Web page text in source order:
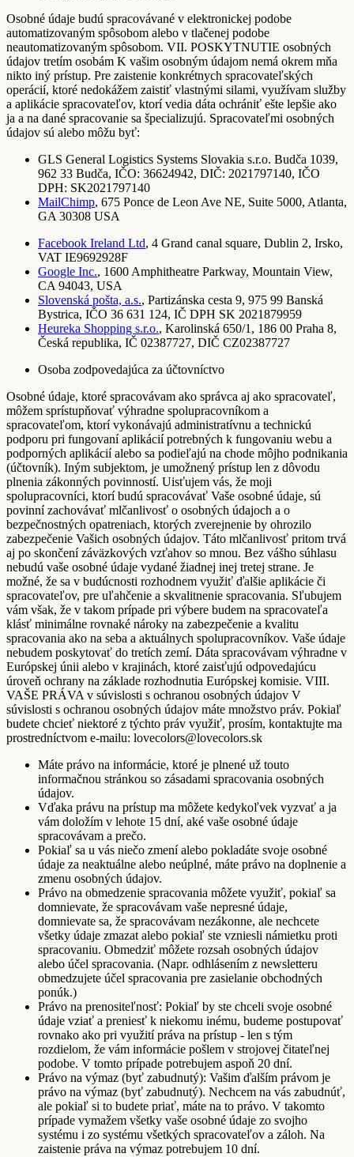
Osobné údaje budú spracovávané v elektronickej podobe
automatizovaným spôsobom alebo v tlačenej podobe
neautomatizovaným spôsobom. VII. POSKYTNUTIE osobných
údajov tretím osobám K vašim osobným údajom nemá okrem mňa
nikto iný prístup. Pre zaistenie konkrétnych spracovateľských
operácií, ktoré nedokážem zaistiť vlastnými silami, využívam služby
a aplikácie spracovateľov, ktorí vedia dáta ochrániť ešte lepšie ako
ja a na dané spracovanie sa špecializujú. Spracovateľmi osobných
údajov sú alebo môžu byť:
GLS General Logistics Systems Slovakia s.r.o. Budča 1039,
962 33 Budča, IČO: 36624942, DIČ: 2021797140, IČO
DPH: SK2021797140
MailChimp, 675 Ponce de Leon Ave NE, Suite 5000, Atlanta,
GA 30308 USA
Facebook Ireland Ltd, 4 Grand canal square, Dublin 2, Irsko,
VAT IE9692928F
Google Inc., 1600 Amphitheatre Parkway, Mountain View,
CA 94043, USA
Slovenská pošta, a.s., Partizánska cesta 9, 975 99 Banská
Bystrica, IČO 36 631 124, IČ DPH SK 2021879959
Heureka Shopping s.r.o., Karolinská 650/1, 186 00 Praha 8,
Česká republika, IČ 02387727, DIČ CZ02387727
Osoba zodpovedajúca za účtovníctvo
Osobné údaje, ktoré spracovávam ako správca aj ako spracovateľ,
môžem sprístupňovať výhradne spolupracovníkom a
spracovateľom, ktorí vykonávajú administratívnu a technickú
podporu pri fungovaní aplikácií potrebných k fungovaniu webu a
podporných aplikácií alebo sa podieľajú na chode môjho podnikania
(účtovník). Iným subjektom, je umožnený prístup len z dôvodu
plnenia zákonných povinností. Uisťujem vás, že moji
spolupracovníci, ktorí budú spracovávať Vaše osobné údaje, sú
povinní zachovávať mlčanlivosť o osobných údajoch a o
bezpečnostných opatreniach, ktorých zverejnenie by ohrozilo
zabezpečenie Vašich osobných údajov. Táto mlčanlivosť pritom trvá
aj po skončení záväzkových vzťahov so mnou. Bez vášho súhlasu
nebudú vaše osobné údaje vydané žiadnej inej tretej strane. Je
možné, že sa v budúcnosti rozhodnem využiť ďalšie aplikácie či
spracovateľov, pre uľahčenie a skvalitnenie spracovania. Sľubujem
vám však, že v takom prípade pri výbere budem na spracovateľa
klásť minimálne rovnaké nároky na zabezpečenie a kvalitu
spracovania ako na seba a aktuálnych spolupracovníkov. Vaše údaje
nebudem poskytovať do tretích zemí. Dáta spracovávam výhradne v
Európskej únii alebo v krajinách, ktoré zaisťujú odpovedajúcu
úroveň ochrany na základe rozhodnutia Európskej komisie. VIII.
VAŠE PRÁVA v súvislosti s ochranou osobných údajov V
súvislosti s ochranou osobných údajov máte množstvo práv. Pokiaľ
budete chcieť niektoré z týchto práv využiť, prosím, kontaktujte ma
prostredníctvom e-mailu: lovecolors@lovecolors.sk
Máte právo na informácie, ktoré je plnené už touto
informačnou stránkou so zásadami spracovania osobných
údajov.
Vďaka právu na prístup ma môžete kedykoľvek vyzvať a ja
vám doložím v lehote 15 dní, aké vaše osobné údaje
spracovávam a prečo.
Pokiaľ sa u vás niečo zmení alebo pokladáte svoje osobné
údaje za neaktuálne alebo neúplné, máte právo na doplnenie a
zmenu osobných údajov.
Právo na obmedzenie spracovania môžete využiť, pokiaľ sa
domnievate, že spracovávam vaše nepresné údaje,
domnievate sa, že spracovávam nezákonne, ale nechcete
všetky údaje zmazat alebo pokiaľ ste vzniesli námietku proti
spracovaniu. Obmedziť môžete rozsah osobných údajov
alebo účel spracovania. (Napr. odhlásením z newsletteru
obmedzujete účel spracovania pre zasielanie obchodných
ponúk.)
Právo na prenositeľnosť: Pokiaľ by ste chceli svoje osobné
údaje vziať a preniesť k niekomu inému, budeme postupovať
rovnako ako pri využití práva na prístup - len s tým
rozdielom, že vám informácie pošlem v strojovej čitateľnej
podobe. V tomto prípade potrebujem aspoň 20 dní.
Právo na výmaz (byť zabudnutý): Vašim ďalším právom je
právo na výmaz (byť zabudnutý). Nechcem na vás zabudnúť,
ale pokiaľ si to budete priať, máte na to právo. V takomto
prípade vymažem všetky vaše osobné údaje zo svojho
systému i zo systému všetkých spracovateľov a záloh. Na
zaistenie práva na výmaz potrebujem 10 dní.